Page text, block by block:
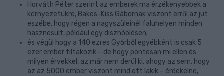
Horváth Péter szerint az emberek ma érzékenyebbek a
környezetükre, Bakos-Kiss Gábornak viszont erről az jut
eszébe, hogy régen a nagyszüleinél faluhelyen minden
hasznosult, például egy disznóölésen;
és végül hogy a 140 ezres Győrből egyébként is csak 5
ezer ember tiltakozik – de hogy pontosan mi ellen és
milyen érvekkel, az már nem derül ki, ahogy az sem, hogy
az az 5000 ember viszont mind ott lakik – érdekelne,